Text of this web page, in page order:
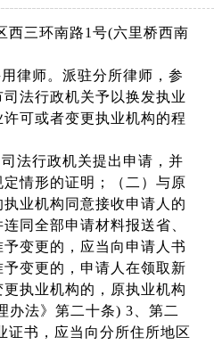
西三环南路1号(六里桥西南
律师。派驻分所律师，参
法行政机关予以换发执业
可或者变更执业机构的程
法行政机关提出申请，并
情形的证明；（二）与原
业机构同意接收申请人的
同全部申请材料报送省、
变更的，应当向申请人书
变更的，申请人在领取新
执业机构的，原执业机构
办法》第二十条) 3、第二
证书，应当向分所住所地区